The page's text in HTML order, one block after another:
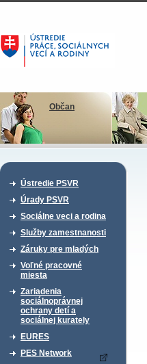
Občan
Ústredie PSVR
Úrady PSVR
Sociálne veci a rodina
Služby zamestnanosti
Záruky pre mladých
Voľné pracovné
miesta
Zariadenia
sociálnoprávnej
ochrany detí a
sociálnej kurately
EURES
PES Network